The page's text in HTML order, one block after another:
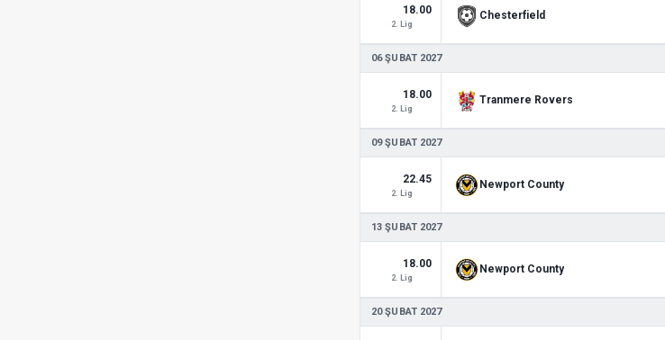
18.00
2. Lig
Chesterfield
06 ŞUBAT 2027
18.00
2. Lig
Tranmere Rovers
09 ŞUBAT 2027
22.45
2. Lig
Newport County
13 ŞUBAT 2027
18.00
2. Lig
Newport County
20 ŞUBAT 2027